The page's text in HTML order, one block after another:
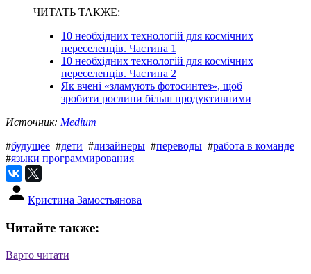
ЧИТАТЬ ТАКЖЕ:
10 необхідних технологій для космічних
переселенців. Частина 1
10 необхідних технологій для космічних
переселенців. Частина 2
Як вчені «зламують фотосинтез», щоб
зробити рослини більш продуктивними
Источник: Medium
#будущее #дети #дизайнеры #переводы #работа в команде
#языки программирования
Кристина Замостьянова
Читайте также:
Варто читати